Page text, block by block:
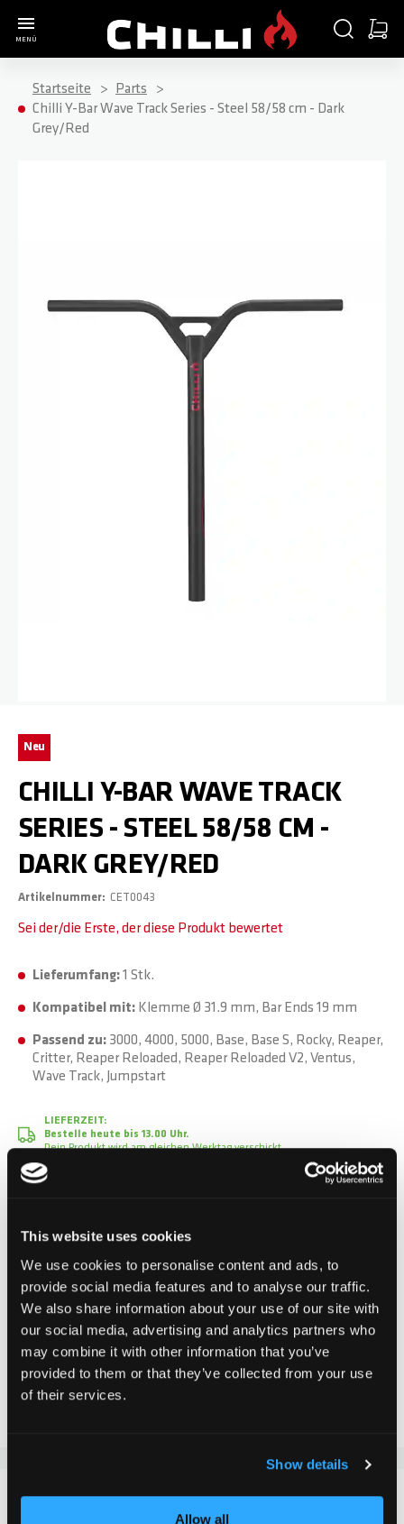
This website uses cookies
We use cookies to personalise content and ads, to
provide social media features and to analyse our traffic.
We also share information about your use of our site with
our social media, advertising and analytics partners who
may combine it with other information that you’ve
provided to them or that they’ve collected from your use
of their services.
Show details
Allow all
MENÜ
SUCHE
Startseite
Parts
Chilli Y-Bar Wave Track Series - Steel 58/58 cm - Dark
Grey/Red
Neu
CHILLI Y-BAR WAVE TRACK
SERIES - STEEL 58/58 CM -
DARK GREY/RED
Artikelnummer CET0043
Sei der/die Erste, der diese Produkt bewertet
Lieferumfang:1 Stk.
Kompatibel mit: Klemme Ø 31.9 mm, Bar Ends 19 mm
Passend zu: 3000, 4000, 5000, Base, Base S, Rocky, Reaper,
Critter, Reaper Reloaded, Reaper Reloaded V2, Ventus,
Wave Track, Jumpstart
LIEFERZEIT:
Bestelle heute bis 13.00 Uhr.
Dein Produkt wird am gleichen Werktag verschickt.
Inkl. MwSt.
In den Warenkorb
Zur Wunschliste hinzufügen
Zur Vergleichsliste hinzufügen
DETAILS